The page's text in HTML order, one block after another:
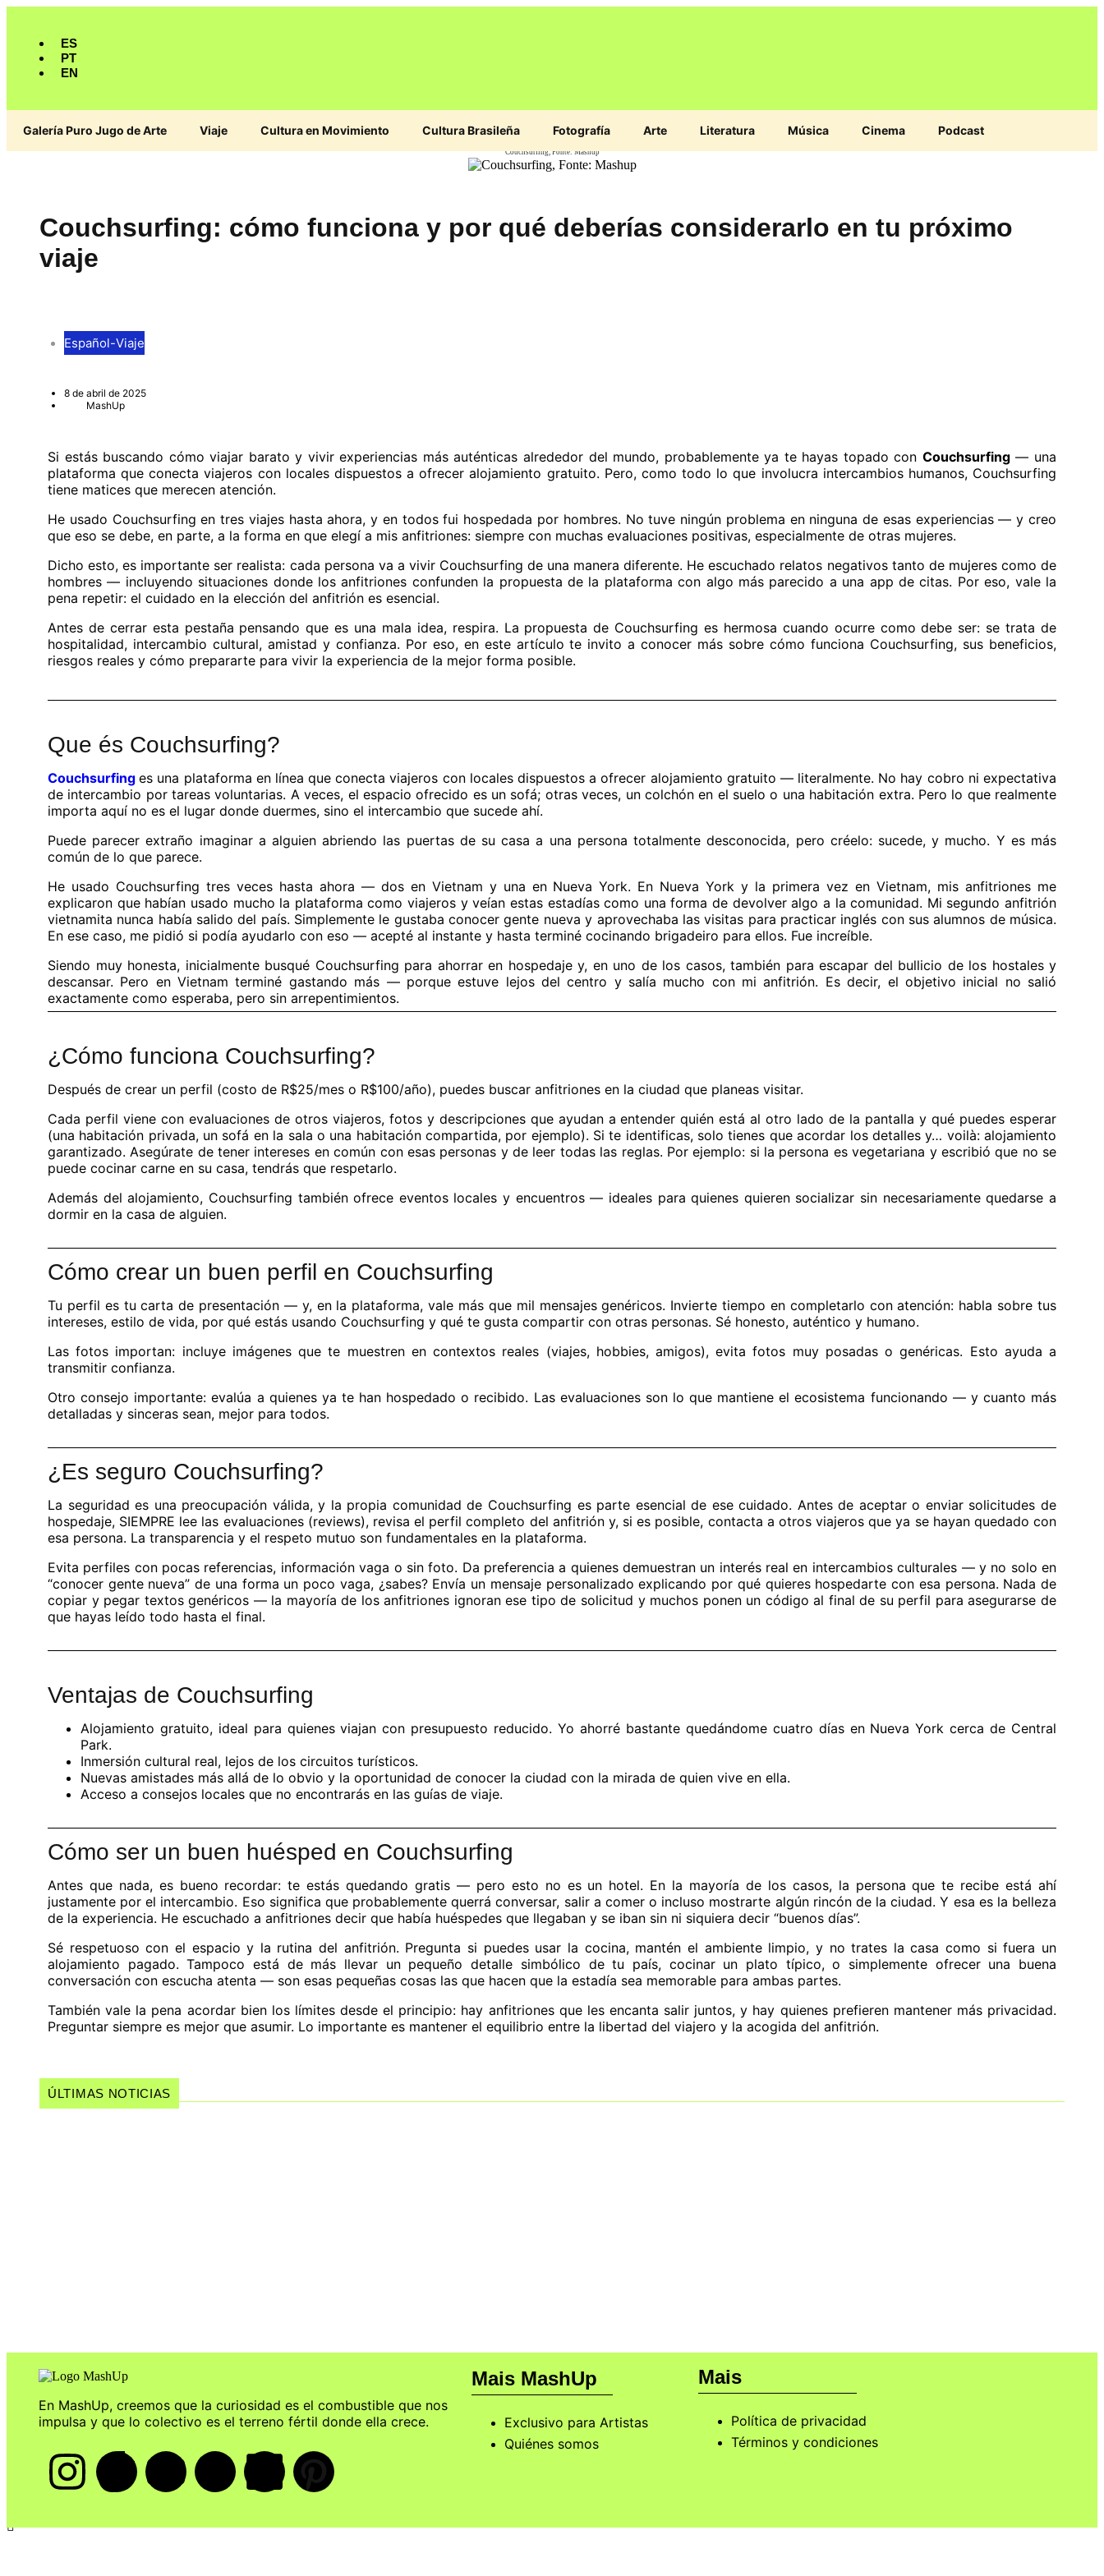
ES
PT
EN
Galería Puro Jugo de Arte Viaje Cultura en Movimiento Cultura Brasileña Fotografía Arte Literatura Música Cinema Podcast
Couchsurfing, Fonte: Mashup
Couchsurfing: cómo funciona y por qué deberías considerarlo en tu próximo
viaje
Español-Viaje
8 de abril de 2025
MashUp
Si estás buscando cómo viajar barato y vivir experiencias más auténticas alrededor del mundo, probablemente ya te hayas topado con Couchsurfing— una
plataforma que conecta viajeros con locales dispuestos a ofrecer alojamiento gratuito. Pero, como todo lo que involucra intercambios humanos, Couchsurfing
tiene matices que merecen atención.
He usado Couchsurfing en tres viajes hasta ahora, y en todos fui hospedada por hombres. No tuve ningún problema en ninguna de esas experiencias — y creo
que eso se debe, en parte, a la forma en que elegí a mis anfitriones: siempre con muchas evaluaciones positivas, especialmente de otras mujeres.
Dicho esto, es importante ser realista: cada persona va a vivir Couchsurfing de una manera diferente. He escuchado relatos negativos tanto de mujeres como de
hombres — incluyendo situaciones donde los anfitriones confunden la propuesta de la plataforma con algo más parecido a una app de citas. Por eso, vale la
pena repetir: el cuidado en la elección del anfitrión es esencial.
Antes de cerrar esta pestaña pensando que es una mala idea, respira. La propuesta de Couchsurfing es hermosa cuando ocurre como debe ser: se trata de
hospitalidad, intercambio cultural, amistad y confianza. Por eso, en este artículo te invito a conocer más sobre cómo funciona Couchsurfing, sus beneficios,
riesgos reales y cómo prepararte para vivir la experiencia de la mejor forma posible.
Que és Couchsurfing?
Couchsurfinges una plataforma en línea que conecta viajeros con locales dispuestos a ofrecer alojamiento gratuito — literalmente. No hay cobro ni expectativa
de intercambio por tareas voluntarias. A veces, el espacio ofrecido es un sofá; otras veces, un colchón en el suelo o una habitación extra. Pero lo que realmente
importa aquí no es el lugar donde duermes, sino el intercambio que sucede ahí.
Puede parecer extraño imaginar a alguien abriendo las puertas de su casa a una persona totalmente desconocida, pero créelo: sucede, y mucho. Y es más
común de lo que parece.
He usado Couchsurfing tres veces hasta ahora — dos en Vietnam y una en Nueva York. En Nueva York y la primera vez en Vietnam, mis anfitriones me
explicaron que habían usado mucho la plataforma como viajeros y veían estas estadías como una forma de devolver algo a la comunidad. Mi segundo anfitrión
vietnamita nunca había salido del país. Simplemente le gustaba conocer gente nueva y aprovechaba las visitas para practicar inglés con sus alumnos de música.
En ese caso, me pidió si podía ayudarlo con eso — acepté al instante y hasta terminé cocinando brigadeiro para ellos. Fue increíble.
Siendo muy honesta, inicialmente busqué Couchsurfing para ahorrar en hospedaje y, en uno de los casos, también para escapar del bullicio de los hostales y
descansar. Pero en Vietnam terminé gastando más — porque estuve lejos del centro y salía mucho con mi anfitrión. Es decir, el objetivo inicial no salió
exactamente como esperaba, pero sin arrepentimientos.
¿Cómo funciona Couchsurfing?
Después de crear un perfil (costo de R$25/mes o R$100/año), puedes buscar anfitriones en la ciudad que planeas visitar.
Cada perfil viene con evaluaciones de otros viajeros, fotos y descripciones que ayudan a entender quién está al otro lado de la pantalla y qué puedes esperar
(una habitación privada, un sofá en la sala o una habitación compartida, por ejemplo). Si te identificas, solo tienes que acordar los detalles y… voilà: alojamiento
garantizado. Asegúrate de tener intereses en común con esas personas y de leer todas las reglas. Por ejemplo: si la persona es vegetariana y escribió que no se
puede cocinar carne en su casa, tendrás que respetarlo.
Además del alojamiento, Couchsurfing también ofrece eventos locales y encuentros — ideales para quienes quieren socializar sin necesariamente quedarse a
dormir en la casa de alguien.
Cómo crear un buen perfil en Couchsurfing
Tu perfil es tu carta de presentación — y, en la plataforma, vale más que mil mensajes genéricos. Invierte tiempo en completarlo con atención: habla sobre tus
intereses, estilo de vida, por qué estás usando Couchsurfing y qué te gusta compartir con otras personas. Sé honesto, auténtico y humano.
Las fotos importan: incluye imágenes que te muestren en contextos reales (viajes, hobbies, amigos), evita fotos muy posadas o genéricas. Esto ayuda a
transmitir confianza.
Otro consejo importante: evalúa a quienes ya te han hospedado o recibido. Las evaluaciones son lo que mantiene el ecosistema funcionando — y cuanto más
detalladas y sinceras sean, mejor para todos.
¿Es seguro Couchsurfing?
La seguridad es una preocupación válida, y la propia comunidad de Couchsurfing es parte esencial de ese cuidado. Antes de aceptar o enviar solicitudes de
hospedaje, SIEMPRE lee las evaluaciones (reviews), revisa el perfil completo del anfitrión y, si es posible, contacta a otros viajeros que ya se hayan quedado con
esa persona. La transparencia y el respeto mutuo son fundamentales en la plataforma.
Evita perfiles con pocas referencias, información vaga o sin foto. Da preferencia a quienes demuestran un interés real en intercambios culturales — y no solo en
“conocer gente nueva” de una forma un poco vaga, ¿sabes? Envía un mensaje personalizado explicando por qué quieres hospedarte con esa persona. Nada de
copiar y pegar textos genéricos — la mayoría de los anfitriones ignoran ese tipo de solicitud y muchos ponen un código al final de su perfil para asegurarse de
que hayas leído todo hasta el final.
Ventajas de Couchsurfing
Alojamiento gratuito, ideal para quienes viajan con presupuesto reducido. Yo ahorré bastante quedándome cuatro días en Nueva York cerca de Central
Park.
Inmersión cultural real, lejos de los circuitos turísticos.
Nuevas amistades más allá de lo obvio y la oportunidad de conocer la ciudad con la mirada de quien vive en ella.
Acceso a consejos locales que no encontrarás en las guías de viaje.
Cómo ser un buen huésped en Couchsurfing
Antes que nada, es bueno recordar: te estás quedando gratis — pero esto no es un hotel. En la mayoría de los casos, la persona que te recibe está ahí
justamente por el intercambio. Eso significa que probablemente querrá conversar, salir a comer o incluso mostrarte algún rincón de la ciudad. Y esa es la belleza
de la experiencia. He escuchado a anfitriones decir que había huéspedes que llegaban y se iban sin ni siquiera decir “buenos días”.
Sé respetuoso con el espacio y la rutina del anfitrión. Pregunta si puedes usar la cocina, mantén el ambiente limpio, y no trates la casa como si fuera un
alojamiento pagado. Tampoco está de más llevar un pequeño detalle simbólico de tu país, cocinar un plato típico, o simplemente ofrecer una buena
conversación con escucha atenta — son esas pequeñas cosas las que hacen que la estadía sea memorable para ambas partes.
También vale la pena acordar bien los límites desde el principio: hay anfitriones que les encanta salir juntos, y hay quienes prefieren mantener más privacidad.
Preguntar siempre es mejor que asumir. Lo importante es mantener el equilibrio entre la libertad del viajero y la acogida del anfitrión.
ÚLTIMAS NOTICIAS
En MashUp, creemos que la curiosidad es el combustible que nos
impulsa y que lo colectivo es el terreno fértil donde ella crece.
Mais MashUp
Exclusivo para Artistas
Quiénes somos
Mais
Política de privacidad
Términos y condiciones